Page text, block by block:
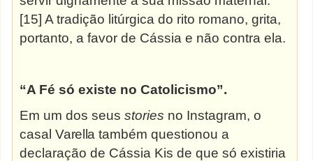
[15] A tradição litúrgica do rito romano, grita,
portanto, a favor de Cássia e não contra ela.
“A Fé só existe no Catolicismo”.
Em um dos seusstories no Instagram, o
casalVarella também questionou a
declaração de Cássia Kis de que só existiria